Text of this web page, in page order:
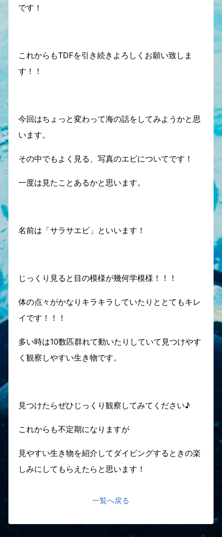
です！
これからもTDFを引き続きよろしくお願い致しま
す！！
今回はちょっと変わって海の話をしてみようかと思
います。
その中でもよく見る、写真のエビについてです！
一度は見たことあるかと思います。
名前は「サラサエビ」といいます！
じっくり見ると目の模様が幾何学模様！！！
体の点々がかなりキラキラしていたりととてもキレ
イです！！！
多い時は10数匹群れて動いたりしていて見つけやす
く観察しやすい生き物です。
見つけたらぜひじっくり観察してみてください♪
これからも不定期になりますが
見やすい生き物を紹介してダイビングするときの楽
しみにしてもらえたらと思います！
一覧へ戻る